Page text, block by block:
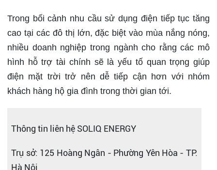
Trong bối cảnh nhu cầu sử dụng điện tiếp tục tăng
cao tại các đô thị lớn, đặc biệt vào mùa nắng nóng,
nhiều doanh nghiệp trong ngành cho rằng các mô
hình hỗ trợ tài chính sẽ là yếu tố quan trọng giúp
điện mặt trời trở nên dễ tiếp cận hơn với nhóm
khách hàng hộ gia đình trong thời gian tới.
Thông tin liên hệ SOLIQ ENERGY
Trụ sở: 125 Hoàng Ngân - Phường Yên Hòa - TP.
Hà Nội